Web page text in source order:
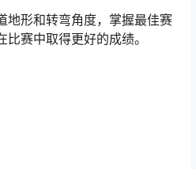
地形和转弯角度，掌握最佳赛
赛中取得更好的成绩。